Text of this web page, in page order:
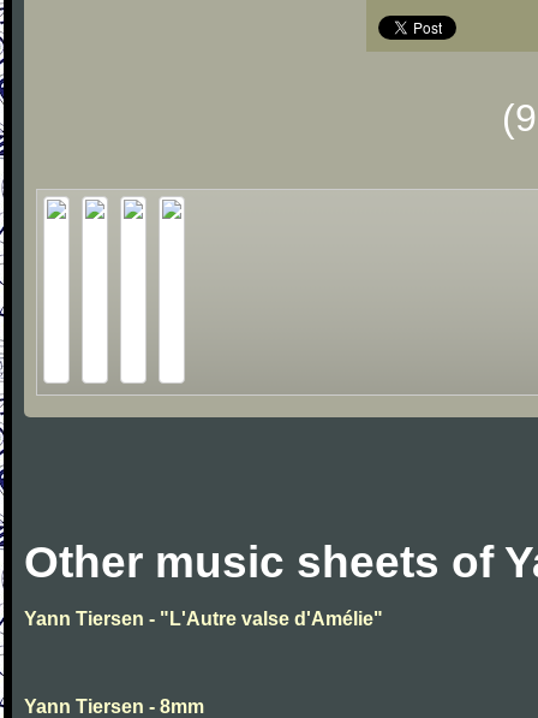
Other music sheets of
Yann Tiersen - "L'Autre valse d'Amélie"
Yann Tiersen - 8mm